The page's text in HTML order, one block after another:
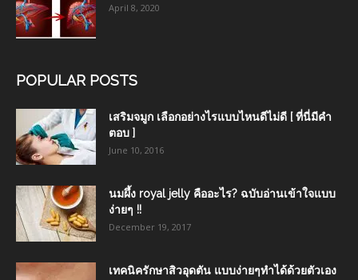
April 8, 2020
POPULAR POSTS
เสริมจมูก เลือกอย่างไรแบบไหนดีไม่ดี [ ที่นี่มีคำ
ตอบ ]
June 10, 2016
นมผึ้ง royal jelly คืออะไร? ฉบับอ่านเข้าใจแบบ
ง่ายๆ !!
December 19, 2017
เทคนิครักษาสิวอุดตัน แบบง่ายๆทำได้ด้วยตัวเอง